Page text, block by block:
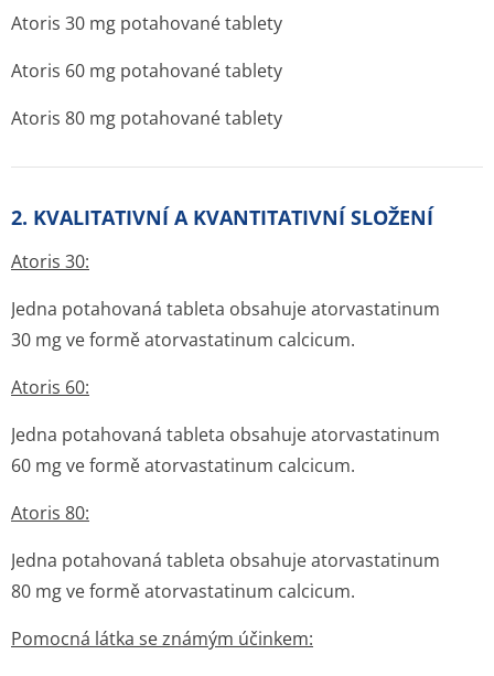
Atoris 30 mg potahované tablety
Atoris 60 mg potahované tablety
Atoris 80 mg potahované tablety
2. KVALITATIVNÍ A KVANTITATIVNÍ SLOŽENÍ
Atoris 30:
Jedna potahovaná tableta obsahuje atorvastatinum
30 mg ve formě atorvastatinum calcicum.
Atoris 60:
Jedna potahovaná tableta obsahuje atorvastatinum
60 mg ve formě atorvastatinum calcicum.
Atoris 80:
Jedna potahovaná tableta obsahuje atorvastatinum
80 mg ve formě atorvastatinum calcicum.
Pomocná látka se známým účinkem: